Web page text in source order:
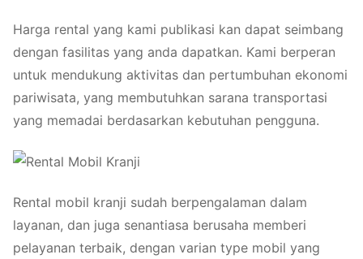
Harga rental yang kami publikasi kan dapat seimbang
dengan fasilitas yang anda dapatkan. Kami berperan
untuk mendukung aktivitas dan pertumbuhan ekonomi
pariwisata, yang membutuhkan sarana transportasi
yang memadai berdasarkan kebutuhan pengguna.
Rental mobil kranji sudah berpengalaman dalam
layanan, dan juga senantiasa berusaha memberi
pelayanan terbaik, dengan varian type mobil yang